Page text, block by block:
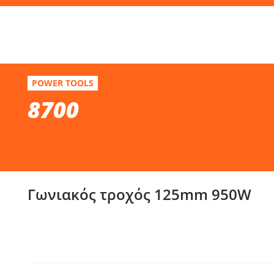
8700
Γωνιακός τροχός 125mm 950W
POWER TOOLS
8700
Γωνιακός τροχός 125mm 950W